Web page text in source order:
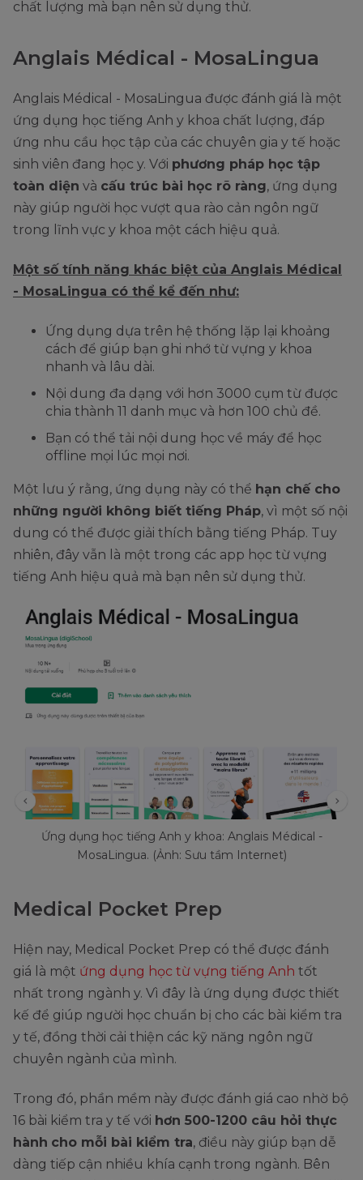
chất lượng mà bạn nên sử dụng thử.
Anglais Médical - MosaLingua
Anglais Médical - MosaLingua được đánh giá là một
ứng dụng học tiếng Anh y khoa chất lượng, đáp
ứng nhu cầu học tập của các chuyên gia y tế hoặc
sinh viên đang học y. Với phương pháp học tập
toàn diện và cấu trúc bài học rõ ràng, ứng dụng
này giúp người học vượt qua rào cản ngôn ngữ
trong lĩnh vực y khoa một cách hiệu quả.
Một số tính năng khác biệt của Anglais Médical
- MosaLingua có thể kể đến như:
Ứng dụng dựa trên hệ thống lặp lại khoảng
cách để giúp bạn ghi nhớ từ vựng y khoa
nhanh và lâu dài.
Nội dung đa dạng với hơn 3000 cụm từ được
chia thành 11 danh mục và hơn 100 chủ đề.
Bạn có thể tải nội dung học về máy để học
offline mọi lúc mọi nơi.
Một lưu ý rằng, ứng dụng này có thể hạn chế cho
những người không biết tiếng Pháp, vì một số nội
dung có thể được giải thích bằng tiếng Pháp. Tuy
nhiên, đây vẫn là một trong các app học từ vựng
tiếng Anh hiệu quả mà bạn nên sử dụng thử.
Ứng dụng học tiếng Anh y khoa: Anglais Médical -
MosaLingua. (Ảnh: Sưu tầm Internet)
Medical Pocket Prep
Hiện nay, Medical Pocket Prep có thể được đánh
giá là một ứng dụng học từ vựng tiếng Anh tốt
nhất trong ngành y. Vì đây là ứng dụng được thiết
kế để giúp người học chuẩn bị cho các bài kiểm tra
y tế, đồng thời cải thiện các kỹ năng ngôn ngữ
chuyên ngành của mình.
Trong đó, phần mềm này được đánh giá cao nhờ bộ
16 bài kiểm tra y tế với hơn 500-1200 câu hỏi thực
hành cho mỗi bài kiểm tra, điều này giúp bạn dễ
dàng tiếp cận nhiều khía cạnh trong ngành. Bên